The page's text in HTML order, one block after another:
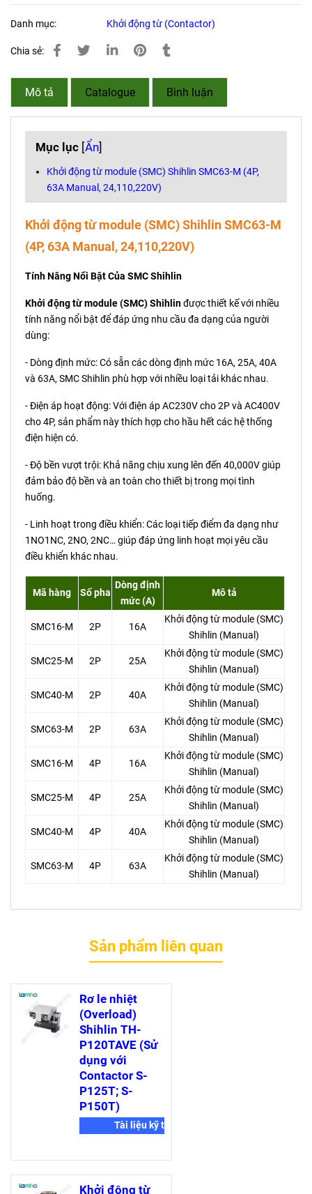
Danh mục: Khởi động từ (Contactor)
Chia sẻ:
Mô tả Catalogue Bình luận
Mục lục [Ẩn]
Khởi động từ module (SMC) Shihlin SMC63-M (4P,
63A Manual, 24,110,220V)
Khởi động từ module (SMC) ShihlinSMC63-M
(4P, 63A Manual, 24,110,220V)
Tính Năng Nổi Bật Của SMC Shihlin
Khởi động từ module (SMC) Shihlinđược thiết kế với nhiều
tính năng nổi bật để đáp ứng nhu cầu đa dạng của người
dùng:
- Dòng định mức: Có sẵn các dòng định mức 16A, 25A, 40A
và 63A, SMC Shihlin phù hợp với nhiều loại tải khác nhau.
- Điện áp hoạt động: Với điện áp AC230V cho 2P và AC400V
cho 4P, sản phẩm này thích hợp cho hầu hết các hệ thống
điện hiện có.
- Độ bền vượt trội: Khả năng chịu xung lên đến 40,000V giúp
đảm bảo độ bền và an toàn cho thiết bị trong mọi tình
huống.
- Linh hoạt trong điều khiển: Các loại tiếp điểm đa dạng như
1NO1NC, 2NO, 2NC… giúp đáp ứng linh hoạt mọi yêu cầu
điều khiển khác nhau.
Mã hàng Số pha
Dòng định
mức (A)
Mô tả
SMC16-M 2P 16A
Khởi động từ module (SMC)
Shihlin (Manual)
SMC25-M 2P 25A
Khởi động từ module (SMC)
Shihlin (Manual)
SMC40-M 2P 40A
Khởi động từ module (SMC)
Shihlin (Manual)
SMC63-M 2P 63A
Khởi động từ module (SMC)
Shihlin (Manual)
SMC16-M 4P 16A
Khởi động từ module (SMC)
Shihlin (Manual)
SMC25-M 4P 25A
Khởi động từ module (SMC)
Shihlin (Manual)
SMC40-M 4P 40A
Khởi động từ module (SMC)
Shihlin (Manual)
SMC63-M 4P 63A
Khởi động từ module (SMC)
Shihlin (Manual)
Sản phẩm liên quan
Rơ le nhiệt
(Overload)
Shihlin TH-
P120TAVE (Sử
dụng với
Contactor S-
P125T; S-
P150T)
Tài liệu kỹ thuật
Khởi động từ